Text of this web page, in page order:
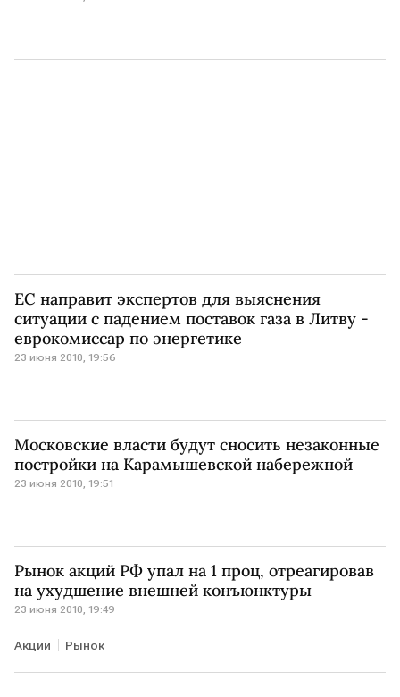
ЕС направит экспертов для выяснения
ситуации с падением поставок газа в Литву -
еврокомиссар по энергетике
23 июня 2010, 19:56
Московские власти будут сносить незаконные
постройки на Карамышевской набережной
23 июня 2010, 19:51
Рынок акций РФ упал на 1 проц, отреагировав
на ухудшение внешней конъюнктуры
23 июня 2010, 19:49
Акции Рынок